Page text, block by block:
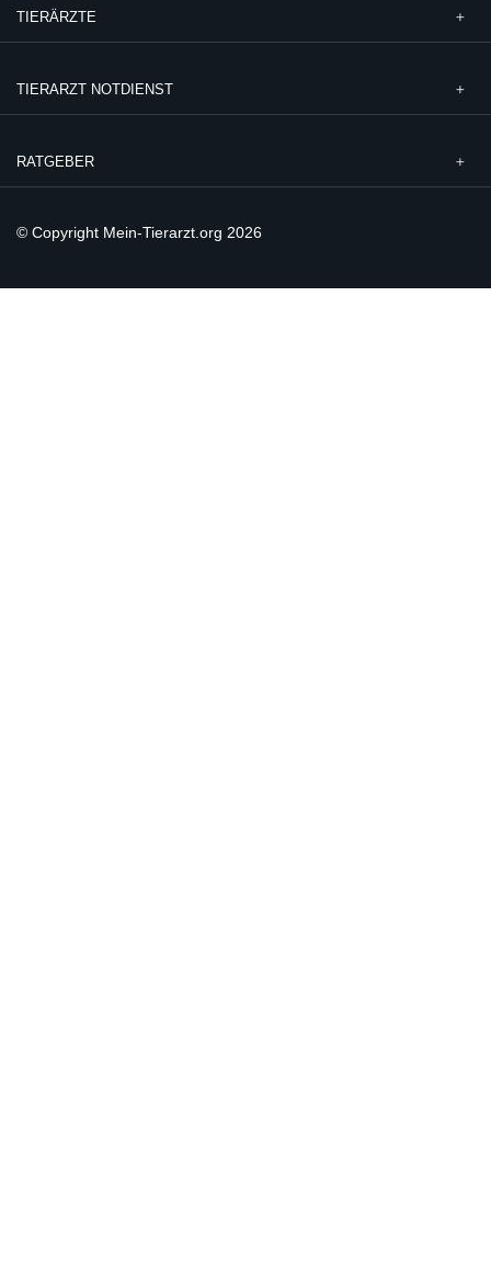
TIERÄRZTE
TIERARZT NOTDIENST
RATGEBER
© Copyright Mein-Tierarzt.org 2026